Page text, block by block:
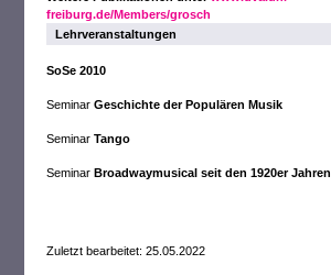
freiburg.de/Members/grosch
Lehrveranstaltungen
SoSe 2010
SeminarGeschichte der Populären Musik
SeminarTango
SeminarBroadwaymusical seit den 1920er Jahren
Zuletzt bearbeitet: 25.05.2022